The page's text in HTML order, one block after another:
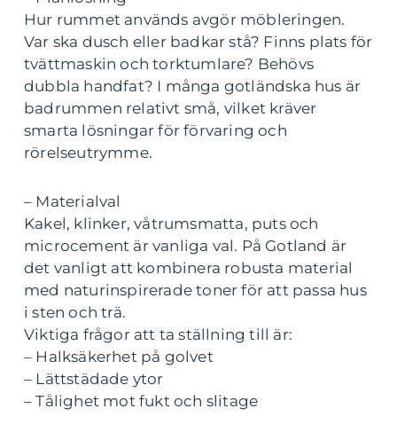
Hur rummet används avgör möbleringen.
Var ska dusch eller badkar stå? Finns plats för
tvättmaskin och torktumlare? Behövs
dubbla handfat? I många gotländska hus är
badrummen relativt små, vilket kräver
smarta lösningar för förvaring och
rörelseutrymme.
– Materialval
Kakel, klinker, våtrumsmatta, puts och
microcement är vanliga val. På Gotland är
det vanligt att kombinera robusta material
med naturinspirerade toner för att passa hus
i sten och trä.
Viktiga frågor att ta ställning till är:
– Halksäkerhet på golvet
– Lättstädade ytor
– Tålighet mot fukt och slitage